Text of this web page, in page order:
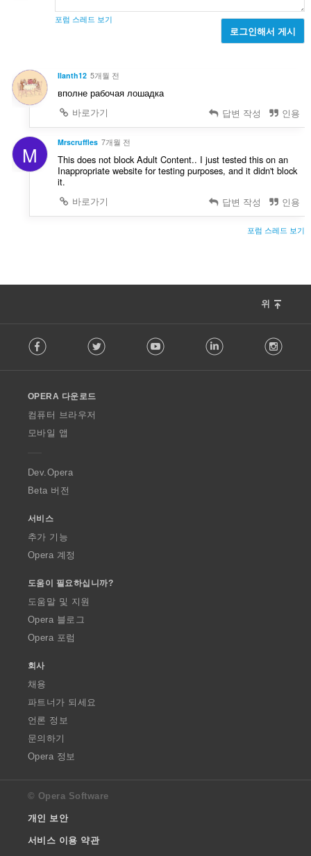
포럼 스레드 보기
로그인해서 게시
Ilanth12 5개월 전
вполне рабочая лошадка
바로가기
답변 작성 인용
M Mrscruffles 7개월 전
This does not block Adult Content.. I just tested this on an
Inappropriate website for testing purposes, and it didn't block
it.
바로가기
답변 작성 인용
포럼 스레드 보기
위
o
w
O
p
a
Facebook Twitter Youtube LinkedIn
OPERA 다운로드
컴퓨터 브라우저
모바일 앱
Dev.Opera
Beta 버전
서비스
추가 기능
Opera 계정
도움이 필요하십니까?
도움말 및 지원
Opera 블로그
Opera 포럼
회사
채용
파트너가 되세요
언론 정보
문의하기
Opera 정보
© Opera Software
개인 보안
서비스 이용 약관